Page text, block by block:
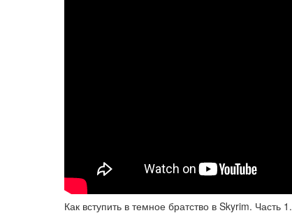
Как вступить в темное братство в Skyrim. Часть 1.